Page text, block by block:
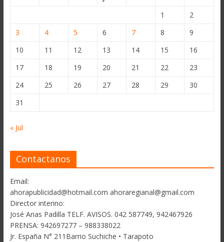
1
2
3
4 5 6 7 8
9
10
11 12 13 14 15
16
17
18 19 20 21 22
23
24
25 26 27 28 29
30
31
« Jul
Contactanos
Email:
ahorapublicidad@hotmail.com ahoraregianal@gmail.com
Director interino:
José Arias Padilla TELF. AVISOS. 042 587749, 942467926
PRENSA: 942697277 – 988338022
Jr. España N° 211Barrio Suchiche • Tarapoto